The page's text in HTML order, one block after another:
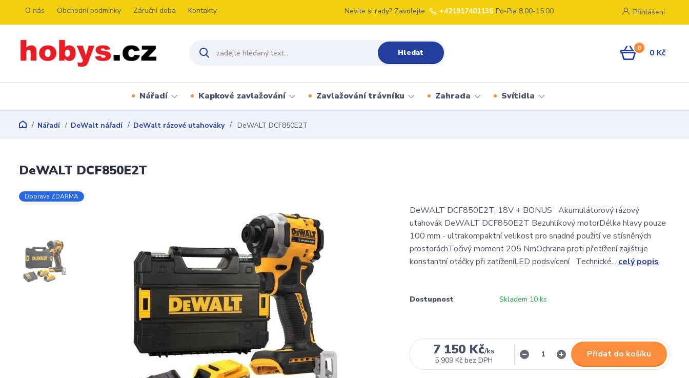
O nás Obchodní podmínky Záruční doba Kontakty Přihlášení
Hledat
Nevíte si rady? Zavolejte. +421917401136 Po-Pia 8:00-15:00
0 0 Kč
Nářadí Kapkové zavlažování Zavlažování trávníku Zahrada Svítidla
Nářadí DeWalt nářadí DeWalt rázové utahováky DeWALT DCF850E2T
DeWALT DCF850E2T
Doprava ZDARMA
DeWALT DCF850E2T, 18V + BONUS Akumulátorový rázový
utahovák DeWALT DCF850E2T Bezuhlíkový motorDélka hlavy pouze
100 mm - ultrakompaktní velikost pro snadné použití ve stísněných
prostoráchTočivý moment 205 NmOchrana proti přetížení zajišťuje
konstantní otáčky při zatíženíLED podsvícení Technické... celý popis
Dostupnost Skladem 10 ks
7 150 Kč/ks
5 909 Kč bez DPH
Přidat do košíku